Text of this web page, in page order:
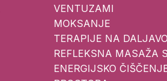
VENTUZAMI
MOKSANJE
TERAPIJE NA DALJAVO
REFLEKSNA MASAŽA
ENERGIJSKO